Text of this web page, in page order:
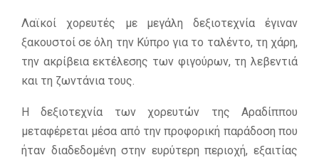
Λαϊκοί χορευτές με μεγάλη δεξιοτεχνία έγιναν
ξακουστοί σε όλη την Κύπρο για το ταλέντο, τη χάρη,
την ακρίβεια εκτέλεσης των φιγούρων, τη λεβεντιά
και τη ζωντάνια τους.
Η δεξιοτεχνία των χορευτών της Αραδίππου
μεταφέρεται μέσα από την προφορική παράδοση που
ήταν διαδεδομένη στην ευρύτερη περιοχή, εξαιτίας